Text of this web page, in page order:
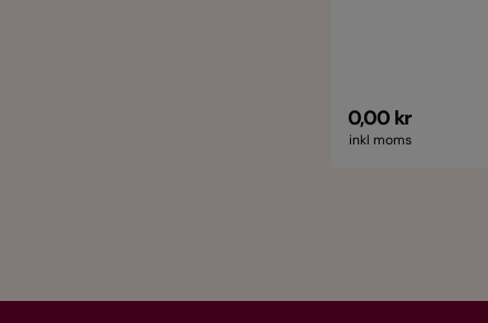
0,00 kr
inkl moms